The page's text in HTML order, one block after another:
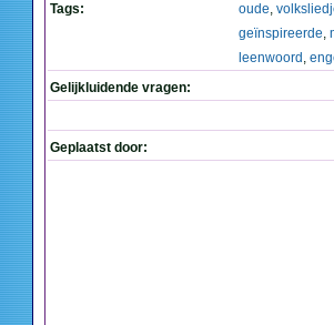
Tags:
oude,
geïnspireerde,
leenwoord ,
Gelijkluidende vragen:
Geplaatst door: